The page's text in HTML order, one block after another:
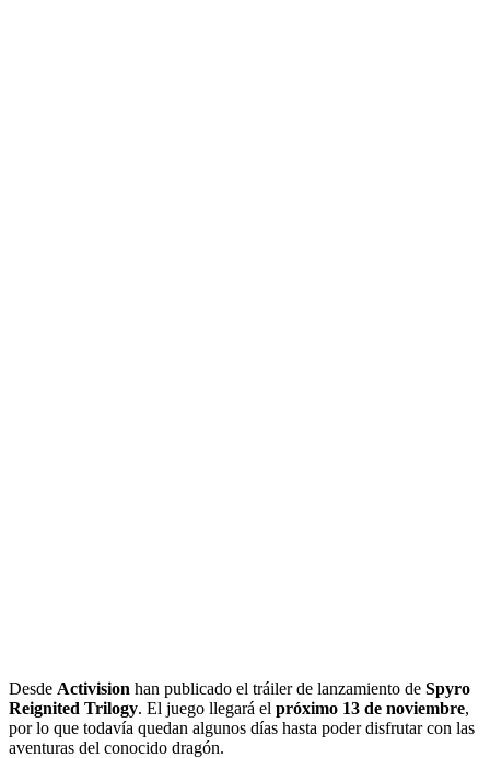
Desde Activision han publicado el tráiler de lanzamiento de Spyro
Reignited Trilogy. El juego llegará el próximo 13 de noviembre,
por lo que todavía quedan algunos días hasta poder disfrutar con las
aventuras del conocido dragón.